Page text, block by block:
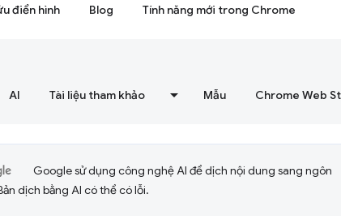
điển hình Blog Tính năng mới trong Chrome
AI Tài liệu tham khảo Mẫu Chrome Web
Google sử dụng công nghệ AI để dịch nội dung sang ngôn
dịch bằng AI có thể có lỗi.